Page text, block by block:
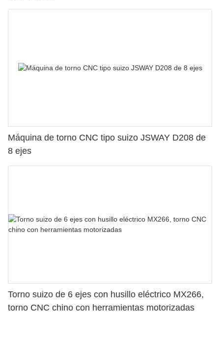
Máquina de torno CNC tipo suizo JSWAY D208 de
8 ejes
Torno suizo de 6 ejes con husillo eléctrico MX266,
torno CNC chino con herramientas motorizadas